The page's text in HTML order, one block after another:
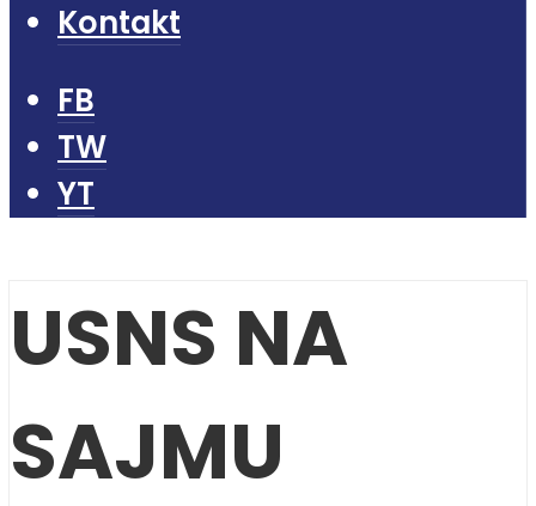
Kontakt
FB
TW
YT
USNS NA
SAJMU